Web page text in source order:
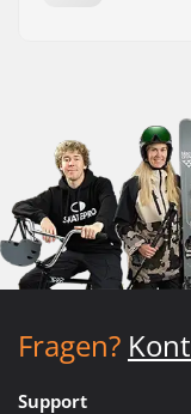
Fragen?
Support